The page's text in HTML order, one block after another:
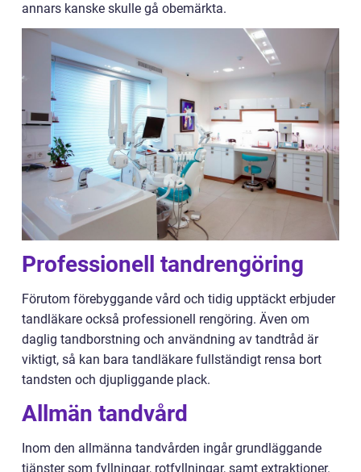
annars kanske skulle gå obemärkta.
Professionell tandrengöring
Förutom förebyggande vård och tidig upptäckt erbjuder
tandläkare också professionell rengöring. Även om
daglig tandborstning och användning av tandtråd är
viktigt, så kan bara tandläkare fullständigt rensa bort
tandsten och djupliggande plack.
Allmän tandvård
Inom den allmänna tandvården ingår grundläggande
tjänster som fyllningar, rotfyllningar, samt extraktioner.